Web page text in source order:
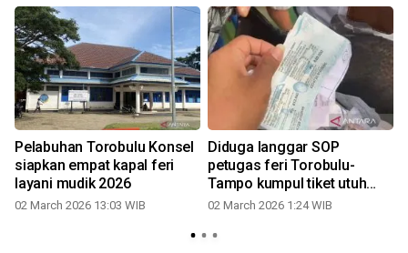
Pelabuhan Torobulu Konsel
siapkan empat kapal feri
layani mudik 2026
02 March 2026 13:03 WIB
Diduga langgar SOP
petugas feri Torobulu-
Tampo kumpul tiket utuh
penumpang
02 March 2026 1:24 WIB